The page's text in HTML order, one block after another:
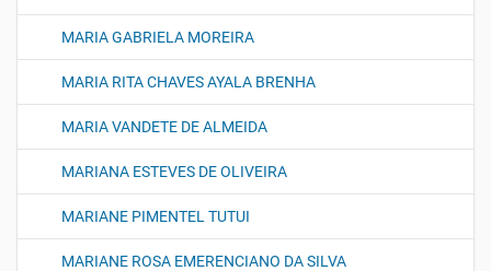
MARIA GABRIELA MOREIRA
MARIA RITA CHAVES AYALA BRENHA
MARIA VANDETE DE ALMEIDA
MARIANA ESTEVES DE OLIVEIRA
MARIANE PIMENTEL TUTUI
MARIANE ROSA EMERENCIANO DA SILVA